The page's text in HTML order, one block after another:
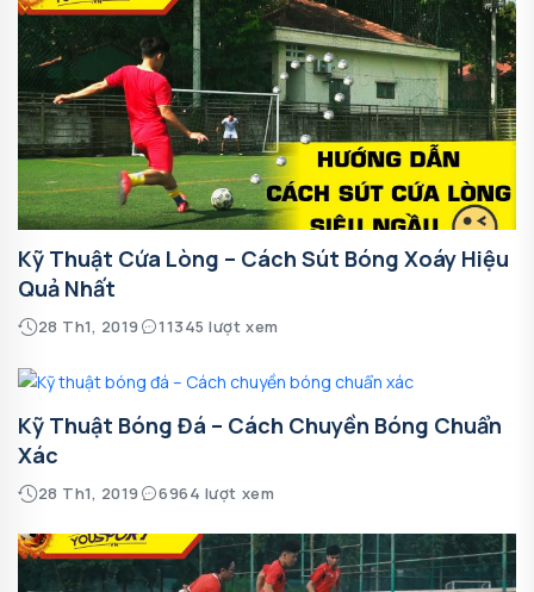
Kỹ Thuật Cứa Lòng – Cách Sút Bóng Xoáy Hiệu
Quả Nhất
28 Th1, 2019 11345 lượt xem
Kỹ Thuật Bóng Đá – Cách Chuyền Bóng Chuẩn
Xác
28 Th1, 2019 6964 lượt xem